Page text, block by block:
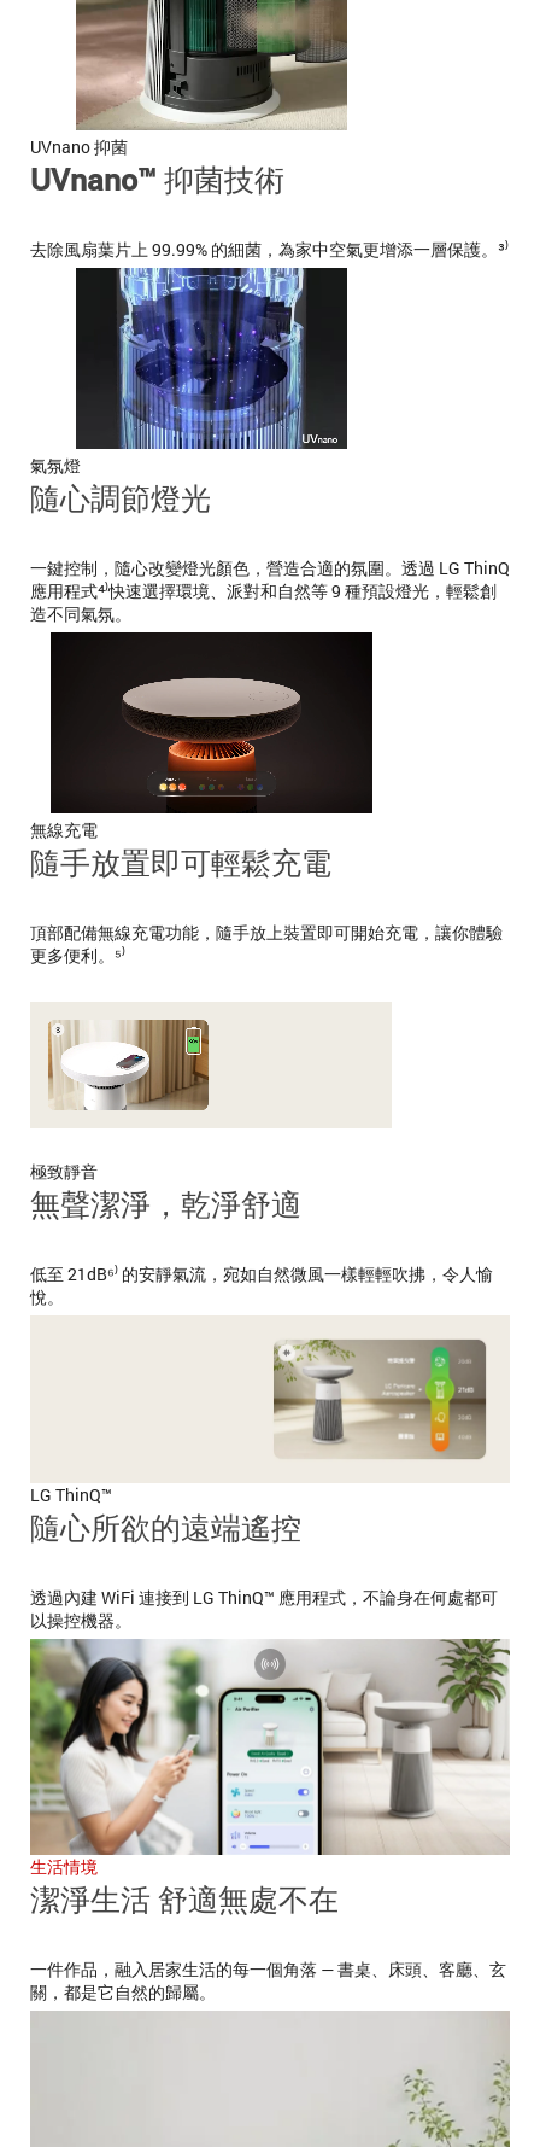
UVnano 抑菌
UVnano™ 抑菌技術
去除風扇葉片上 99.99% 的細菌，為家中空氣更增添一層保護。³⁾
氣氛燈
隨心調節燈光
一鍵控制，隨心改變燈光顏色，營造合適的氛圍。透過 LG ThinQ
應用程式⁴⁾快速選擇環境、派對和自然等 9 種預設燈光，輕鬆創
造不同氣氛。
無線充電
隨手放置即可輕鬆充電
頂部配備無線充電功能，隨手放上裝置即可開始充電，讓你體驗
更多便利。⁵⁾
極致靜音
無聲潔淨，乾淨舒適
低至 21dB⁶⁾ 的安靜氣流，宛如自然微風一樣輕輕吹拂，令人愉
悅。
LG ThinQ™
隨心所欲的遠端遙控
透過內建 WiFi 連接到 LG ThinQ™ 應用程式，不論身在何處都可
以操控機器。
生活情境
潔淨生活 舒適無處不在
一件作品，融入居家生活的每一個角落 — 書桌、床頭、客廳、玄
關，都是它自然的歸屬。